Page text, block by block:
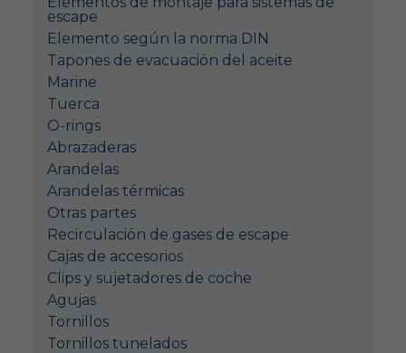
escape
Elemento según la norma DIN
Tapones de evacuación del aceite
Marine
Tuerca
O-rings
Abrazaderas
Arandelas
Arandelas térmicas
Otras partes
Recirculación de gases de escape
Cajas de accesorios
Clips y sujetadores de coche
Agujas
Tornillos
Tornillos tunelados